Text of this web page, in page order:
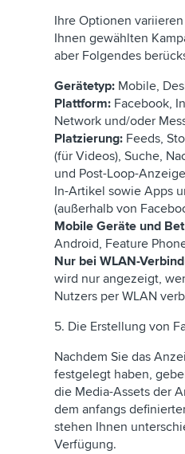
Ihre Optionen
Ihnen gewählten
aber Folgendes
Gerätetyp: Mobile,
Plattform: Facebook,
Network und/oder
Platzierung: Feeds,
(für Videos), Suche,
und Post-Loop-
In-Artikel sowie Apps
(außerhalb von
Mobile Geräte und
Android, Feature
Nur bei WLAN-
wird nur angezeigt,
Nutzers per WLAN
5. Die Erstellung von
Nachdem Sie das
festgelegt haben,
die Media-Assets der
dem anfangs
stehen Ihnen
Verfügung.